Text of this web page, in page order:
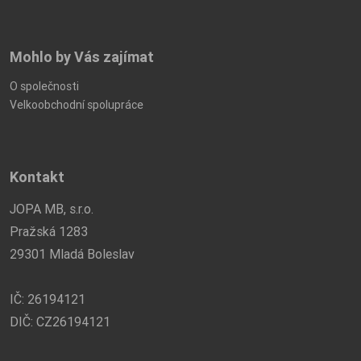
Mohlo by Vás zajímat
O společnosti
Velkoobchodní spolupráce
Kontakt
JOPA MB, s.r.o.
Pražská 1283
29301 Mladá Boleslav
IČ: 26194121
DIČ: CZ26194121